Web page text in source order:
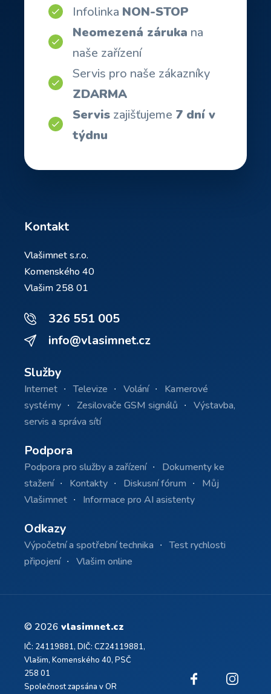
Infolinka NON-STOP
Neomezená záruka na
naše zařízení
Servis pro naše zákazníky
ZDARMA
Servis zajišťujeme 7 dní v
týdnu
Kontakt
Vlašimnet s.r.o.
Komenského 40
Vlašim 258 01
326 551 005
info@vlasimnet.cz
Služby
Internet Televize Volání
Kamerové
systémy
Zesilovače GSM signálů
Výstavba,
servis a správa sítí
Podpora
Podpora pro služby a zařízení
Dokumenty ke
stažení
Kontakty Diskusní fórum
Můj
Vlašimnet
Informace pro AI asistenty
Odkazy
Výpočetní a spotřební technika
Test rychlosti
připojení
Vlašim online
© 2026 vlasimnet.cz
IČ: 24119881, DIČ: CZ24119881,
Vlašim, Komenského 40, PSČ
258 01
Společnost zapsána v OR